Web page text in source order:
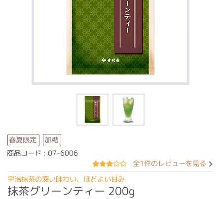
春夏限定 加糖
商品コード : 07-6006
全1件のレビューを見る
宇治抹茶の深い味わい、ほどよい甘み
抹茶グリーンティー 200g